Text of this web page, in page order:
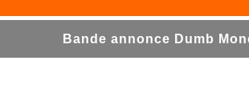
Bande annonce Dumb